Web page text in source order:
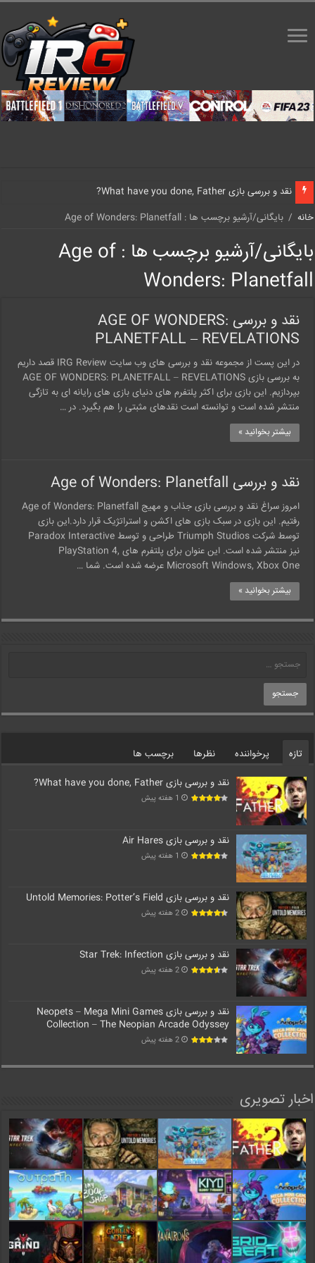
نقد و بررسی بازی What have you done, Father?
خانه / بایگانی/آرشیو برچسب ها : Age of Wonders: Planetfall
بایگانی/آرشیو برچسب ها :Age of
Wonders: Planetfall
نقد و بررسی AGE OF WONDERS:
PLANETFALL – REVELATIONS
در این پست از مجموعه نقد و بررسی های وب سایت IRG Review قصد داریم
به بررسی بازی AGE OF WONDERS: PLANETFALL – REVELATIONS
بپردازیم. این بازی برای اکثر پلتفرم های دنیای بازی های رایانه ای به تازگی
منتشر شده است و توانسته است نقدهای مثبتی را هم بگیرد. در …
بیشتر بخوانید »
نقد و بررسی Age of Wonders: Planetfall
امروز سراغ نقد و بررسی بازی جذاب و مهیج Age of Wonders: Planetfall
رفتیم. این بازی در سبک بازی های اکشن و استراتژیک قرار دارد.این بازی
توسط شرکت Triumph Studios طراحی و توسط Paradox Interactive
نیز منتشر شده است. این عنوان برای پلتفرم های PlayStation 4,
Microsoft Windows, Xbox One عرضه شده است. شما …
بیشتر بخوانید »
تازه پرخواننده نظرها برچسب ها
نقد و بررسی بازی What have you done, Father?
1 هفته پیش
نقد و بررسی بازی Air Hares
1 هفته پیش
نقد و بررسی بازی Untold Memories: Potter’s Field
2 هفته پیش
نقد و بررسی بازی Star Trek: Infection
2 هفته پیش
نقد و بررسی بازی Neopets – Mega Mini Games
Collection – The Neopian Arcade Odyssey
2 هفته پیش
اخبار تصویری